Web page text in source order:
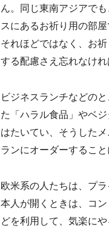
ん。同じ東南アジアで
スにあるお祈り用の部
それほどではなく、お
する配慮さえ忘れなけれ
ビジネスランチなどの
た「ハラル食品」やベ
はたいてい、そうした
ランにオーダーするこ
欧米系の人たちは、プ
本人が開くときは、コ
どを利用して、気楽に